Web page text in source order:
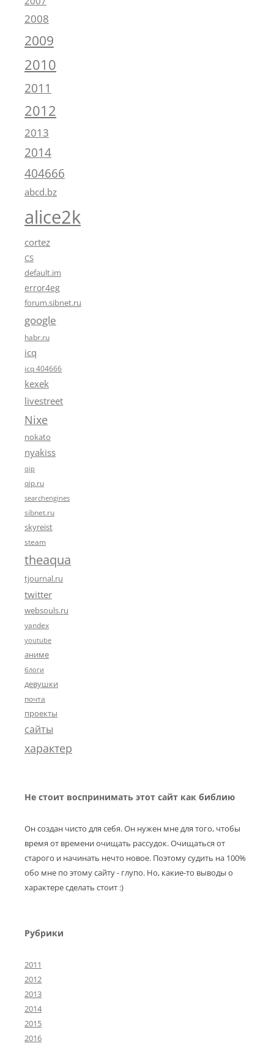
2008
2009
2010
2011
2012
2013
2014
404666
abcd.bz
alice2k
cortez
CS
default.im
error4eg
forum.sibnet.ru
google
habr.ru
icq
icq 404666
kexek
livestreet
Nixe
nokato
nyakiss
qip
qip.ru
searchengines
sibnet.ru
skyreist
steam
theaqua
tjournal.ru
twitter
websouls.ru
yandex
youtube
аниме
блоги
девушки
почта
проекты
сайты
характер
Не стоит воспринимать этот сайт как библию
Он создан чисто для себя. Он нужен мне для того, чтобы
время от времени очищать рассудок. Очищаться от
старого и начинать нечто новое. Поэтому судить на 100%
обо мне по этому сайту - глупо. Но, какие-то выводы о
характере сделать стоит :)
Рубрики
2011
2012
2013
2014
2015
2016